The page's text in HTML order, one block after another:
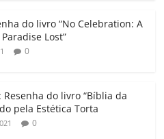
do livro “No Celebration: A
Lost”
0
do livro “Bíblia da
pela Estética Torta
0